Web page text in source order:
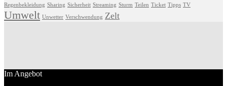
Regenbekleidung Sharing Sicherheit Streaming Sturm Teilen Ticket Tipps TV
Umwelt Unwetter Verschwendung Zelt
Im Angebot